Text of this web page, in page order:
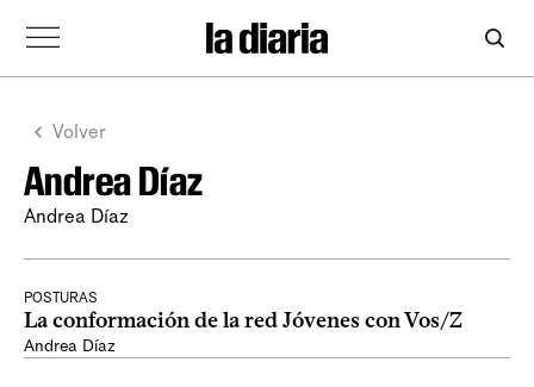
Volver
Andrea Díaz
Andrea Díaz
POSTURAS
La conformación de la red Jóvenes con Vos/Z
Andrea Díaz